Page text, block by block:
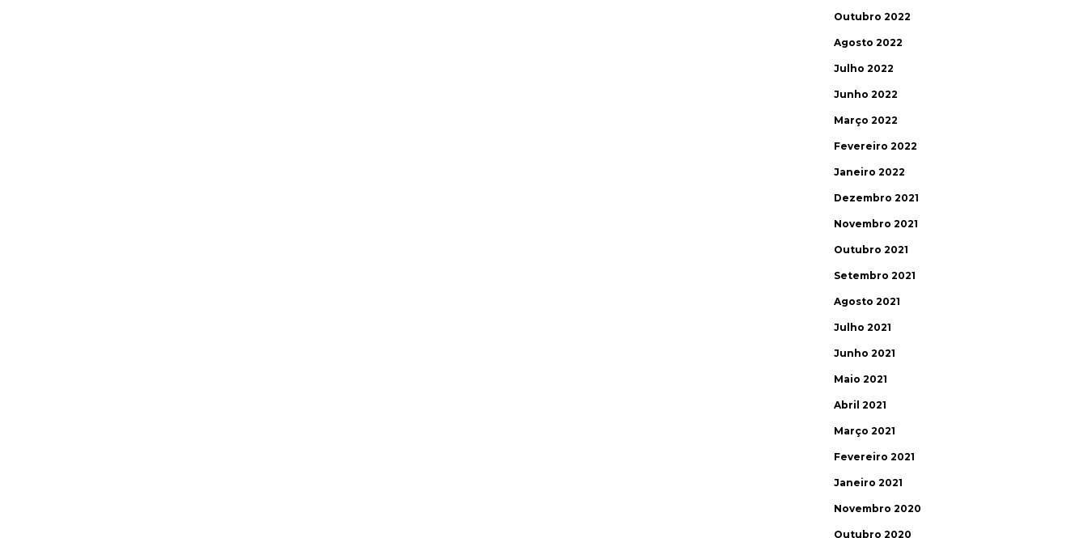
Outubro 2022
Agosto 2022
Julho 2022
Junho 2022
Março 2022
Fevereiro 2022
Janeiro 2022
Dezembro 2021
Novembro 2021
Outubro 2021
Setembro 2021
Agosto 2021
Julho 2021
Junho 2021
Maio 2021
Abril 2021
Março 2021
Fevereiro 2021
Janeiro 2021
Novembro 2020
Outubro 2020